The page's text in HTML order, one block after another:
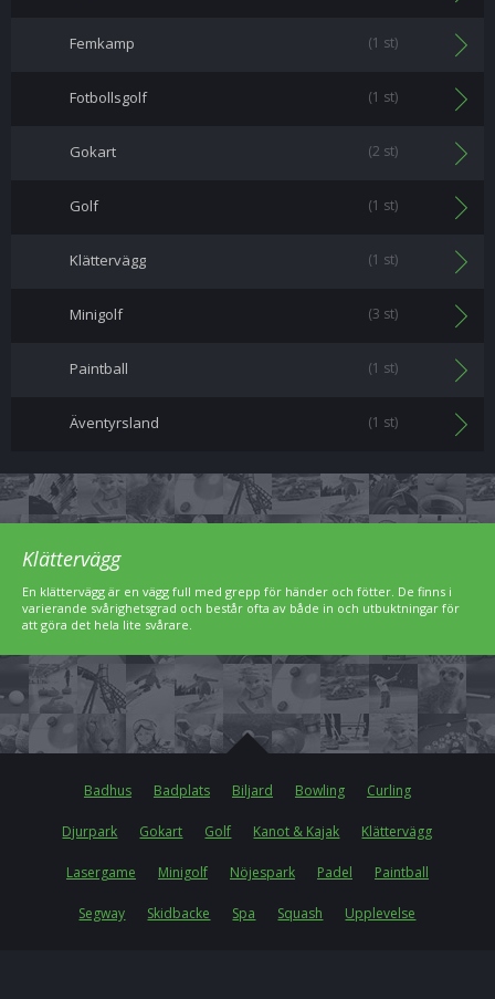
Femkamp (1 st)
Fotbollsgolf (1 st)
Gokart (2 st)
Golf (1 st)
Klättervägg (1 st)
Minigolf (3 st)
Paintball (1 st)
Äventyrsland (1 st)
Klättervägg
En klättervägg är en vägg full med grepp för händer och fötter. De finns i
varierande svårighetsgrad och består ofta av både in och utbuktningar för
att göra det hela lite svårare.
Badhus Badplats Biljard Bowling Curling
Djurpark Gokart Golf Kanot & Kajak Klättervägg
Lasergame Minigolf Nöjespark Padel Paintball
Segway Skidbacke Spa Squash Upplevelse